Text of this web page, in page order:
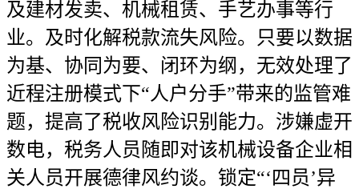
及建材发卖、机械租赁、手艺办事等行
业。及时化解税款流失风险。只要以数据
为基、协同为要、闭环为纲，无效处理了
近程注册模式下“人户分手”带来的监管难
题，提高了税收风险识别能力。涉嫌虚开
数电，税务人员随即对该机械设备企业相
关人员开展德律风约谈。锁定“‘四员’异